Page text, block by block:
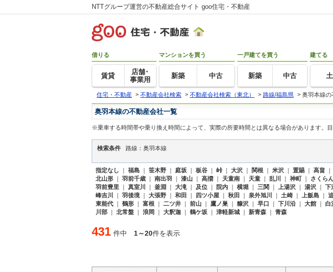
NTTグループ運営の不動産総合サイト goo住宅・不動産
借りる
賃貸
店舗･
事業用
マンションを買う
新築 中古
一戸建てを買う
新築 中古
建てる
住宅・不動産 > 不動産会社検索 > 不動産会社検索（東北） > 路線/福島県 > 奥羽本線
奥羽本線の不動産会社一覧
※乗車する時間帯や乗り換え時間によって、実際の所要時間とは異なる場合があります。目
検索条件 路線：奥羽本線
指定なし ｜ 福島 ｜ 笹木野 ｜ 庭坂 ｜ 板谷 ｜ 峠 ｜ 大沢 ｜ 関根 ｜ 米沢 ｜ 置賜 ｜ 高畠 ｜
北山形 ｜ 羽前千歳 ｜ 南出羽 ｜ 漆山 ｜ 高擶 ｜ 天童南 ｜ 天童 ｜ 乱川 ｜ 神町 ｜ さくら
羽前豊里 ｜ 真室川 ｜ 釜淵 ｜ 大滝 ｜ 及位 ｜ 院内 ｜ 横堀 ｜ 三関 ｜ 上湯沢 ｜ 湯沢 ｜ 下
峰吉川
｜ 羽後境 ｜ 大張野 ｜ 和田 ｜ 四ツ小屋 ｜ 秋田 ｜ 泉外旭川 ｜ 土崎 ｜ 上飯島 ｜
東能代 ｜ 鶴形 ｜ 富根 ｜ 二ツ井 ｜ 前山 ｜ 鷹ノ巣 ｜ 糠沢 ｜ 早口 ｜ 下川沿 ｜ 大館 ｜ 白
川部 ｜ 北常盤 ｜ 浪岡 ｜ 大釈迦 ｜ 鶴ケ坂 ｜ 津軽新城 ｜ 新青森 ｜ 青森
431 件中 1～20件を表示